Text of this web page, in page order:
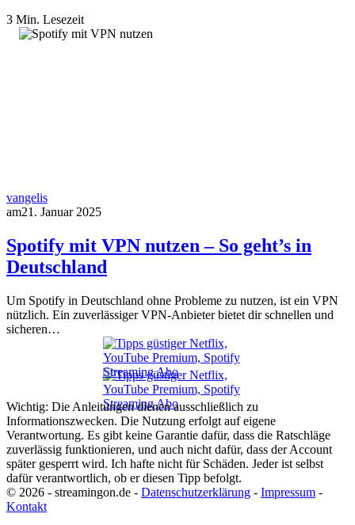
3 Min. Lesezeit
vangelis
am21. Januar 2025
Spotify mit VPN nutzen – So geht’s in
Deutschland
Um Spotify in Deutschland ohne Probleme zu nutzen, ist ein VPN
nützlich. Ein zuverlässiger VPN-Anbieter bietet dir schnellen und
sicheren…
Wichtig: Die Anleitungen dienen ausschließlich zu
Informationszwecken. Die Nutzung erfolgt auf eigene
Verantwortung. Es gibt keine Garantie dafür, dass die Ratschläge
zuverlässig funktionieren, und auch nicht dafür, dass der Account
später gesperrt wird. Ich hafte nicht für Schäden. Jeder ist selbst
dafür verantwortlich, ob er diesen Tipp befolgt.
© 2026 - streamingon.de - Datenschutzerklärung - Impressum -
Kontakt